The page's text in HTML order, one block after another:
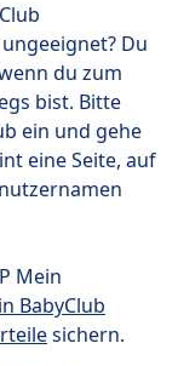
Du
du zum
bist. Bitte
ein und gehe
eine Seite, auf
Mein
BabyClub
sichern.